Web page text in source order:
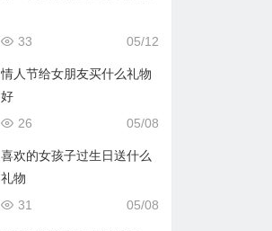
05/12
33
情人节给女朋友买什么礼物
好
05/08
26
喜欢的女孩子过生日送什么
礼物
05/08
31